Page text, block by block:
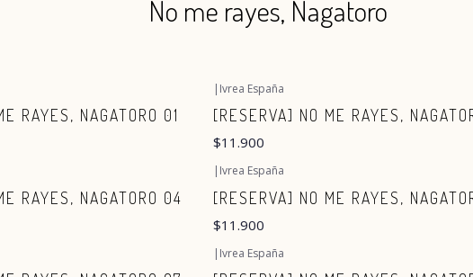
No me rayes, Nagatoro
RAYES, NAGATORO 01
| Ivrea España
[RESERVA] NO ME RAYES,
$11.900
RAYES, NAGATORO 04
| Ivrea España
[RESERVA] NO ME RAYES,
$11.900
| Ivrea España